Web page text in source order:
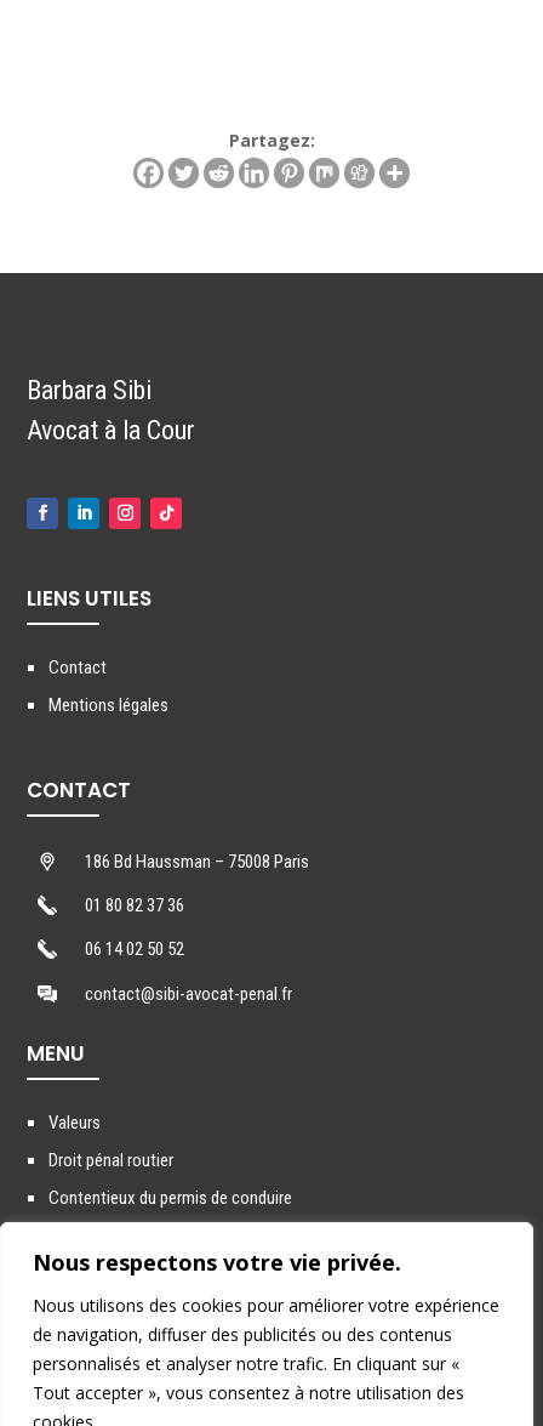
Nous respectons votre vie privée.
Nous utilisons des cookies pour améliorer votre expérience
de navigation, diffuser des publicités ou des contenus
personnalisés et analyser notre trafic. En cliquant sur «
Tout accepter », vous consentez à notre utilisation des
Partagez:
Barbara Sibi
Avocat à la Cour
LIENS UTILES
Contact
Mentions légales
CONTACT
186 Bd Haussman – 75008 Paris
01 80 82 37 36
06 14 02 50 52
contact@sibi-avocat-penal.fr
MENU
Valeurs
Droit pénal routier
Contentieux du permis de conduire
Victimes d’infractions pénales
Actualités